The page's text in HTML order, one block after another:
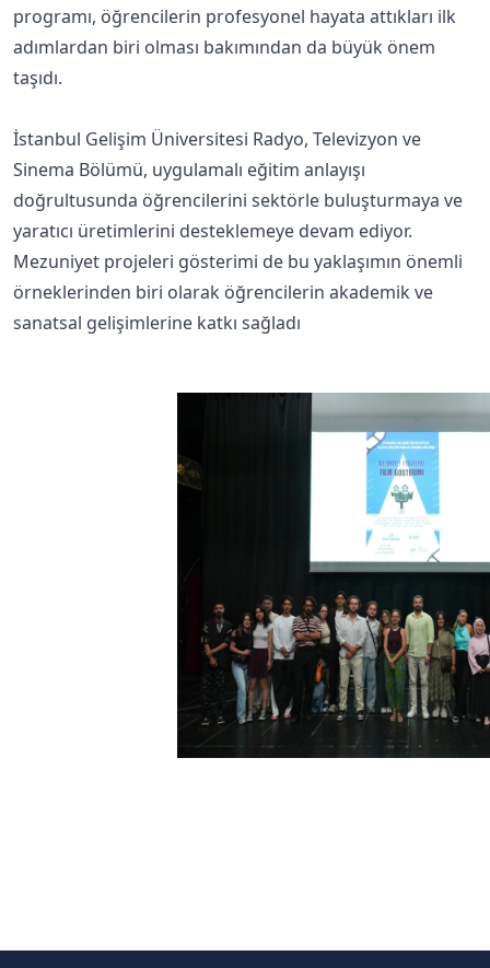
programı, öğrencilerin profesyonel hayata attıkları ilk
adımlardan biri olması bakımından da büyük önem
taşıdı.
İstanbul Gelişim Üniversitesi Radyo, Televizyon ve
Sinema Bölümü, uygulamalı eğitim anlayışı
doğrultusunda öğrencilerini sektörle buluşturmaya ve
yaratıcı üretimlerini desteklemeye devam ediyor.
Mezuniyet projeleri gösterimi de bu yaklaşımın önemli
örneklerinden biri olarak öğrencilerin akademik ve
sanatsal gelişimlerine katkı sağladı